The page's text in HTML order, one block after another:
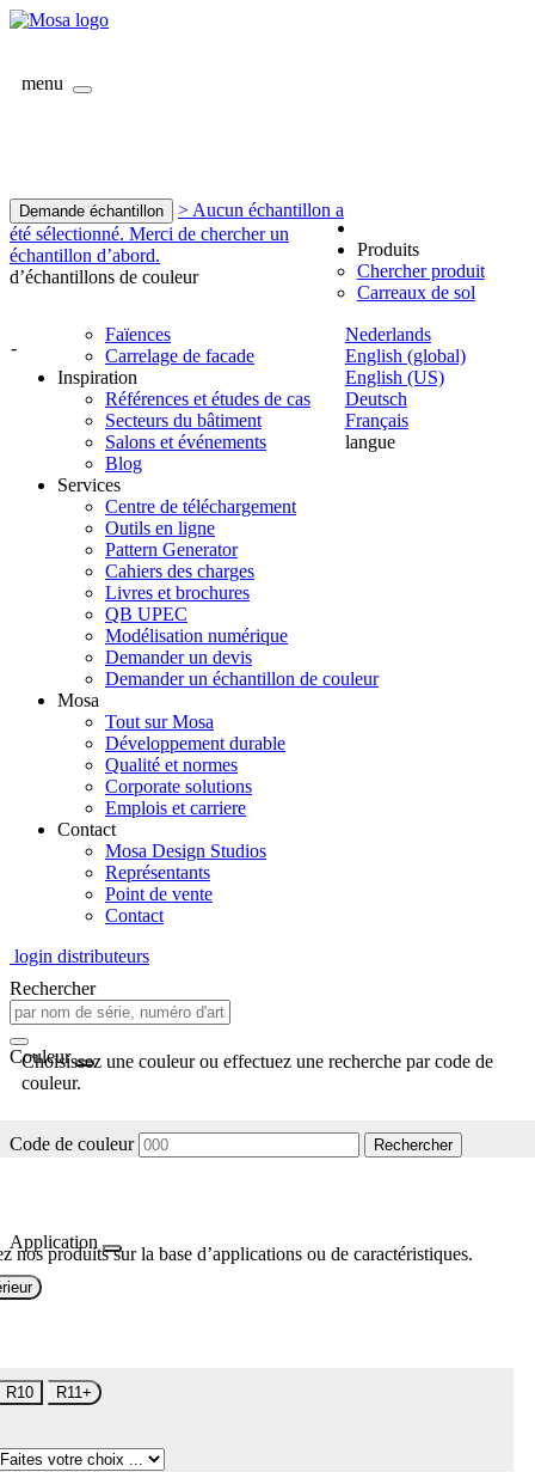
menu
Demande échantillon
> Aucun échantillon a
été sélectionné. Merci de chercher un
échantillon d’abord.
d’échantillons de couleur
-
Nederlands
English (global)
English (US)
Deutsch
Français
langue
Produits
Chercher produit
Carreaux de sol
Faïences
Carrelage de facade
Inspiration
Références et études de cas
Secteurs du bâtiment
Salons et événements
Blog
Services
Centre de téléchargement
Outils en ligne
Pattern Generator
Cahiers des charges
Livres et brochures
QB UPEC
Modélisation numérique
Demander un devis
Demander un échantillon de couleur
Mosa
Tout sur Mosa
Développement durable
Qualité et normes
Corporate solutions
Emplois et carriere
Contact
Mosa Design Studios
Représentants
Point de vente
Contact
login distributeurs
Rechercher
Couleur
Choisissez une couleur ou effectuez une recherche par code de
couleur.
Code de couleur Rechercher
Application
nos produits sur la base d’applications ou de caractéristiques.
R10 R11+